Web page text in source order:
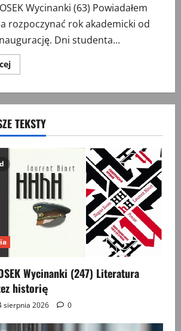
Wycinanki (63) Powiadałem
rozpoczynać rok akademicki od
Dni studenta...
Przeczytaj
więcej
TEKSTY
Wycinanki (247) Literatura
historię
sierpnia 2026 0